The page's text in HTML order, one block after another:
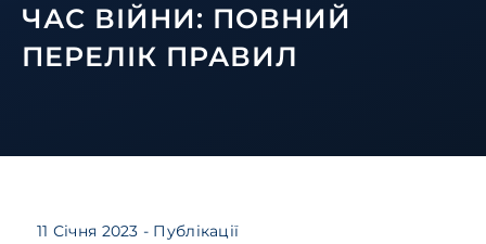
ЧАС ВІЙНИ: ПОВНИЙ
ПЕРЕЛІК ПРАВИЛ
11 Січня 2023 - Публікації